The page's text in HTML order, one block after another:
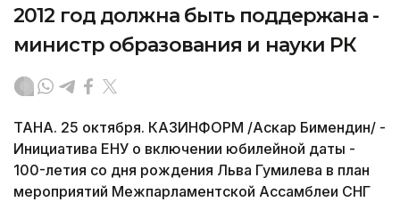
2012 год должна быть поддержана -
министр образования и науки РК
ТАНА. 25 октября. КАЗИНФОРМ /Аскар Бимендин/ -
Инициатива ЕНУ о включении юбилейной даты -
100-летия со дня рождения Льва Гумилева в план
мероприятий Межпарламентской Ассамблеи СНГ